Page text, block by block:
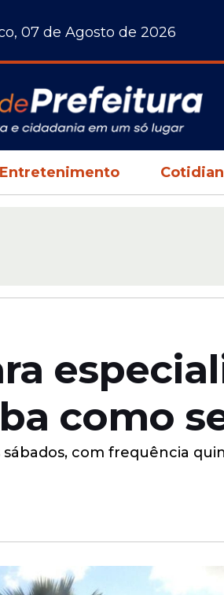
07 de Agosto de 2026
Entretenimento
como
com frequência